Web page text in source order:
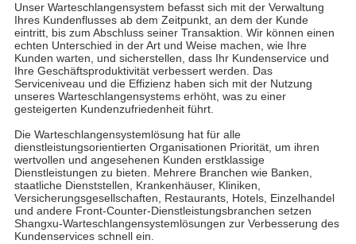
Unser Warteschlangensystem befasst sich mit der Verwaltung
Ihres Kundenflusses ab dem Zeitpunkt, an dem der Kunde
eintritt, bis zum Abschluss seiner Transaktion. Wir können einen
echten Unterschied in der Art und Weise machen, wie Ihre
Kunden warten, und sicherstellen, dass Ihr Kundenservice und
Ihre Geschäftsproduktivität verbessert werden. Das
Serviceniveau und die Effizienz haben sich mit der Nutzung
unseres Warteschlangensystems erhöht, was zu einer
gesteigerten Kundenzufriedenheit führt.
Die Warteschlangensystemlösung hat für alle
dienstleistungsorientierten Organisationen Priorität, um ihren
wertvollen und angesehenen Kunden erstklassige
Dienstleistungen zu bieten. Mehrere Branchen wie Banken,
staatliche Dienststellen, Krankenhäuser, Kliniken,
Versicherungsgesellschaften, Restaurants, Hotels, Einzelhandel
und andere Front-Counter-Dienstleistungsbranchen setzen
Shangxu-Warteschlangensystemlösungen zur Verbesserung des
Kundenservices schnell ein.